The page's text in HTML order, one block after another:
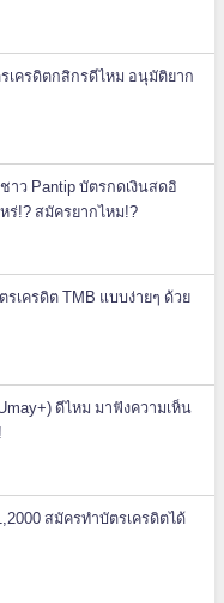
เครดิตกสิกรดีไหม อนุมัติยาก
ว Pantip บัตรกดเงินสดอิ
ร่!? สมัครยากไหม!?
เครดิต TMB แบบง่ายๆ ด้วย
ดีไหม มาฟังความเห็น
สมัครทำบัตรเครดิตได้